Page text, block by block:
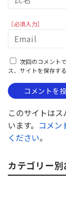
［必須入力］
次回のコメント
ス、サイトを保存する
このサイトは
います。 コメン
ください。
カテゴリー